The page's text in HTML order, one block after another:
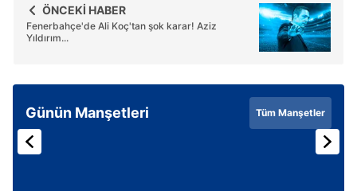
ÖNCEKİ HABER
Fenerbahçe'de Ali Koç'tan şok karar! Aziz
Yıldırım...
Günün Manşetleri Tüm Manşetler